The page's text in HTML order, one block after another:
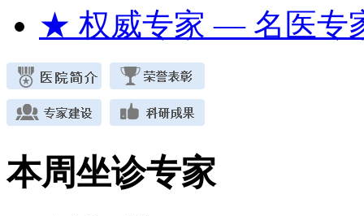
★ 权威专家— 名医专
本周坐诊专家